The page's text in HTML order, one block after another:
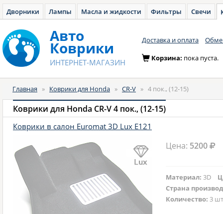
Дворники Лампы Масла и жидкости Фильтры Свечи
Авто
Коврики
ИНТЕРНЕТ-МАГАЗИН
Доставка и оплата
Корзина: пока пуста.
Главная » Коврики для Honda » CR-V » 4 пок., (12-15)
Коврики для Honda CR-V 4 пок., (12-15)
Коврики в салон Euromat 3D Lux E121
Цена: 5200
Материал:3D
Страна
Количество:3